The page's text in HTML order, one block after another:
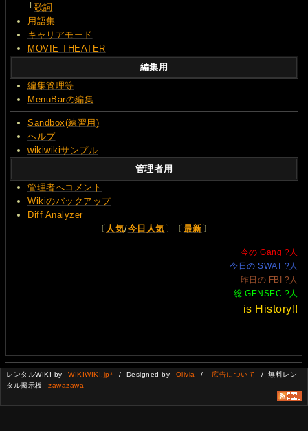
└歌詞
用語集
キャリアモード
MOVIE THEATER
編集用
編集管理等
MenuBarの編集
Sandbox(練習用)
ヘルプ
wikiwikiサンプル
管理者用
管理者へコメント
Wikiのバックアップ
Diff Analyzer
〔 人気/今日人気 〕〔 最新 〕
今の Gang ?人
今日の SWAT ?人
昨日の FBI ?人
総 GENSEC ?人
is History!!
レンタルWIKI by WIKIWIKI.jp* / Designed by Olivia / 広告について
/ 無料レン
タル掲示板
zawazawa